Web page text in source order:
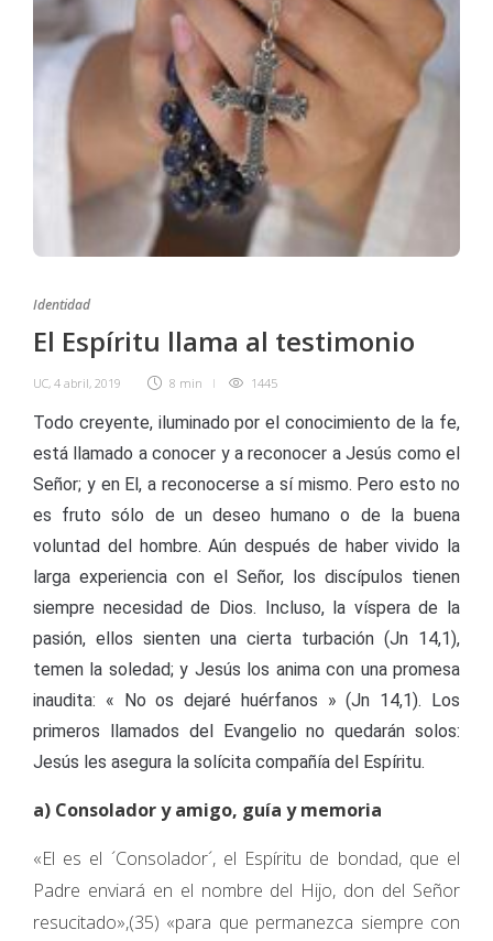
Identidad
El Espíritu llama al testimonio
UC, 4 abril, 2019 8 min 1445
Todo creyente, iluminado por el conocimiento de la fe,
está llamado a conocer y a reconocer a Jesús como el
Señor; y en El, a reconocerse a sí mismo. Pero esto no
es fruto sólo de un deseo humano o de la buena
voluntad del hombre. Aún después de haber vivido la
larga experiencia con el Señor, los discípulos tienen
siempre necesidad de Dios. Incluso, la víspera de la
pasión, ellos sienten una cierta turbación (Jn 14,1),
temen la soledad; y Jesús los anima con una promesa
inaudita: « No os dejaré huérfanos » (Jn 14,1). Los
primeros llamados del Evangelio no quedarán solos:
Jesús les asegura la solícita compañía del Espíritu.
a) Consolador y amigo, guía y memoria
«El es el ´Consolador´, el Espíritu de bondad, que el
Padre enviará en el nombre del Hijo, don del Señor
resucitado»,(35) «para que permanezca siempre con